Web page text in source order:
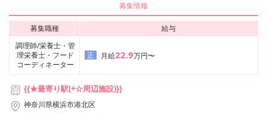
募集情報
募集職種
給与
調理師/栄養士・管
理栄養士・フード
コーディネーター
正 月給22.9万円〜
{{★最寄り駅(+☆周辺施設)}}
神奈川県横浜市港北区